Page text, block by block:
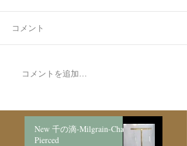
Made to Order Pair
コメント
コメントを追加…
New 千の滴-Milgrain-Chain
Pierced